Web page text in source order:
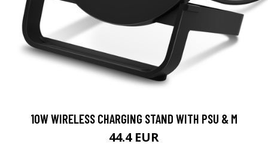
10W WIRELESS CHARGING STAND WITH PSU & M
44.4 EUR